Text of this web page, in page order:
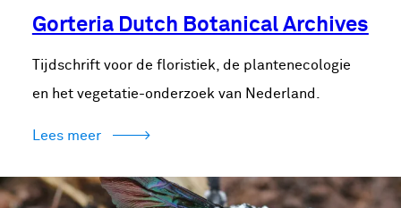
Gorteria Dutch Botanical Archives
Tijdschrift voor de floristiek, de plantenecologie
en het vegetatie-onderzoek van Nederland.
Lees meer